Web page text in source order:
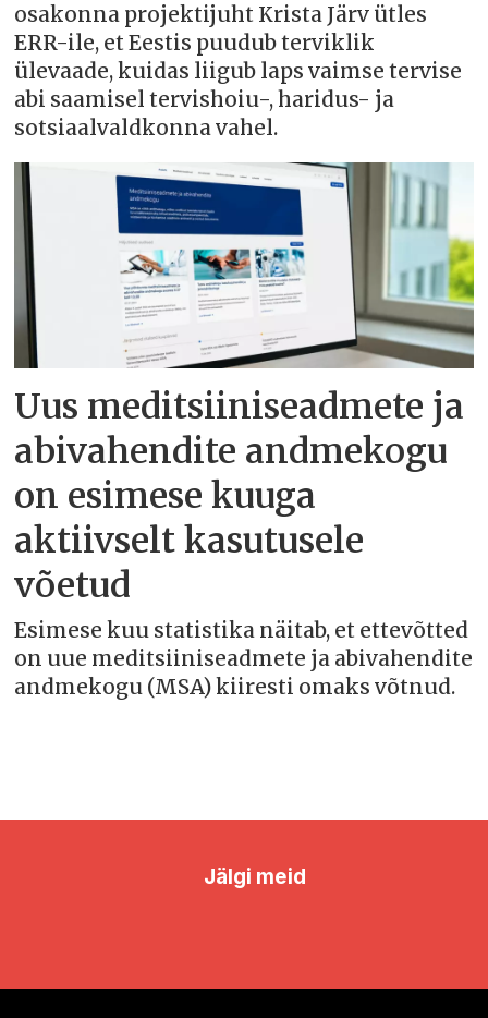
osakonna projektijuht Krista Järv ütles
ERR-ile, et Eestis puudub terviklik
ülevaade, kuidas liigub laps vaimse tervise
abi saamisel tervishoiu-, haridus- ja
sotsiaalvaldkonna vahel.
Uus meditsiiniseadmete ja
abivahendite andmekogu
on esimese kuuga
aktiivselt kasutusele
võetud
Esimese kuu statistika näitab, et ettevõtted
on uue meditsiiniseadmete ja abivahendite
andmekogu (MSA) kiiresti omaks võtnud.
Jälgi meid